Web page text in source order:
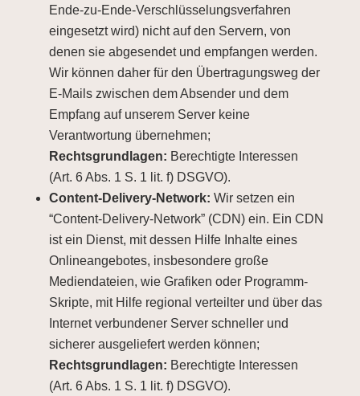
Ende-zu-Ende-Verschlüsselungsverfahren
eingesetzt wird) nicht auf den Servern, von
denen sie abgesendet und empfangen werden.
Wir können daher für den Übertragungsweg der
E-Mails zwischen dem Absender und dem
Empfang auf unserem Server keine
Verantwortung übernehmen;
Rechtsgrundlagen: Berechtigte Interessen
(Art. 6 Abs. 1 S. 1 lit. f) DSGVO).
Content-Delivery-Network: Wir setzen ein
“Content-Delivery-Network” (CDN) ein. Ein CDN
ist ein Dienst, mit dessen Hilfe Inhalte eines
Onlineangebotes, insbesondere große
Mediendateien, wie Grafiken oder Programm-
Skripte, mit Hilfe regional verteilter und über das
Internet verbundener Server schneller und
sicherer ausgeliefert werden können;
Rechtsgrundlagen: Berechtigte Interessen
(Art. 6 Abs. 1 S. 1 lit. f) DSGVO).